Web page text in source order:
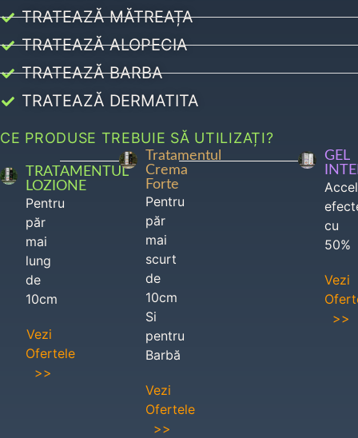
TRATEAZĂ MĂTREAȚA
TRATEAZĂ ALOPECIA
TRATEAZĂ BARBA
TRATEAZĂ DERMATITA
CE PRODUSE TREBUIE SĂ UTILIZAȚI?
TRATAMENTUL
LOZIONE
Pentru
păr
mai
lung
de
10cm
Vezi
Ofertele
>>
Tratamentul
Crema
Forte
Pentru
păr
mai
scurt
de
10cm
Si
pentru
Barbă
Vezi
Ofertele
>>
GEL
cu
50%
Vezi
>>